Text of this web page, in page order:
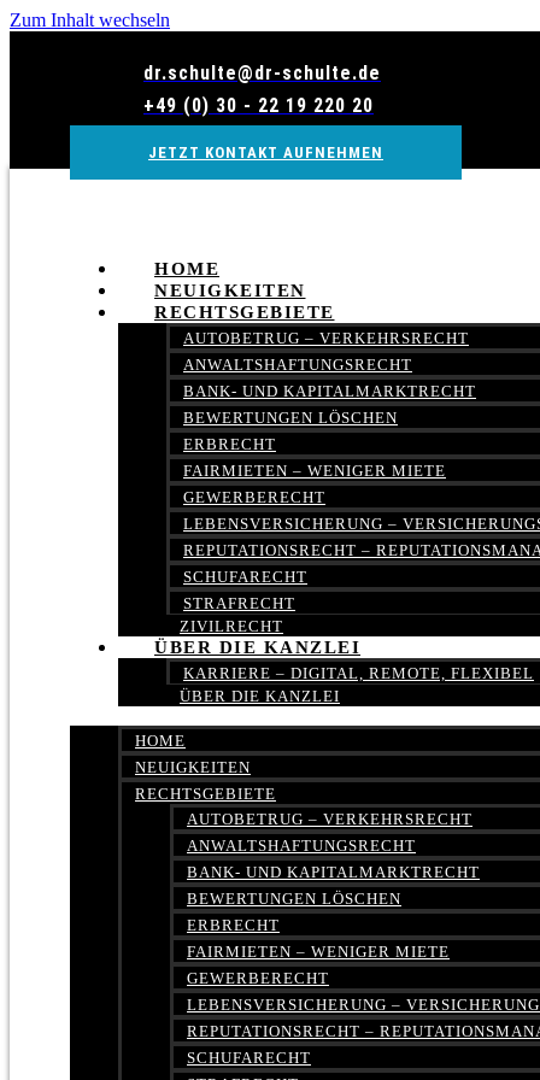
Zum Inhalt wechseln
dr.schulte@dr-schulte.de
+49 (0) 30 - 22 19 220 20
JETZT KONTAKT AUFNEHMEN
HOME
NEUIGKEITEN
RECHTSGEBIETE
AUTOBETRUG – VERKEHRSRECHT
ANWALTSHAFTUNGSRECHT
BANK- UND KAPITALMARKTRECHT
BEWERTUNGEN LÖSCHEN
ERBRECHT
FAIRMIETEN – WENIGER MIETE
GEWERBERECHT
LEBENSVERSICHERUNG –
REPUTATIONSRECHT –
SCHUFARECHT
STRAFRECHT
ZIVILRECHT
ÜBER DIE KANZLEI
KARRIERE – DIGITAL, REMOTE, FLEXIBEL
ÜBER DIE KANZLEI
HOME
NEUIGKEITEN
RECHTSGEBIETE
AUTOBETRUG – VERKEHRSRECHT
ANWALTSHAFTUNGSRECHT
BANK- UND KAPITALMARKTRECHT
BEWERTUNGEN LÖSCHEN
ERBRECHT
FAIRMIETEN – WENIGER MIETE
GEWERBERECHT
LEBENSVERSICHERUNG –
REPUTATIONSRECHT –
SCHUFARECHT